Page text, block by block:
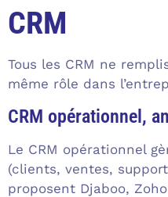
CRM
Tous les CRM ne
même rôle dans
CRM opérationnel,
Le CRM opérationnel
(clients, ventes,
proposent Djaboo,